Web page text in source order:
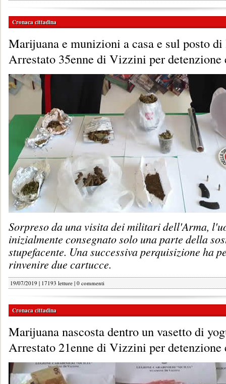
Cronaca cittadina
Marijuana e munizioni a casa e sul posto di
Arrestato 35enne di Vizzini per detenzione
Sorpreso da una visita dei militari dell'Arma,
inizialmente consegnato solo una parte della
stupefacente. Una successiva perquisizione ha
rinvenire due cartucce.
19/07/2019 | 17193 letture | 0 commenti
Cronaca cittadina
Marijuana nascosta dentro un vasetto di
Arrestato 21enne di Vizzini per detenzione